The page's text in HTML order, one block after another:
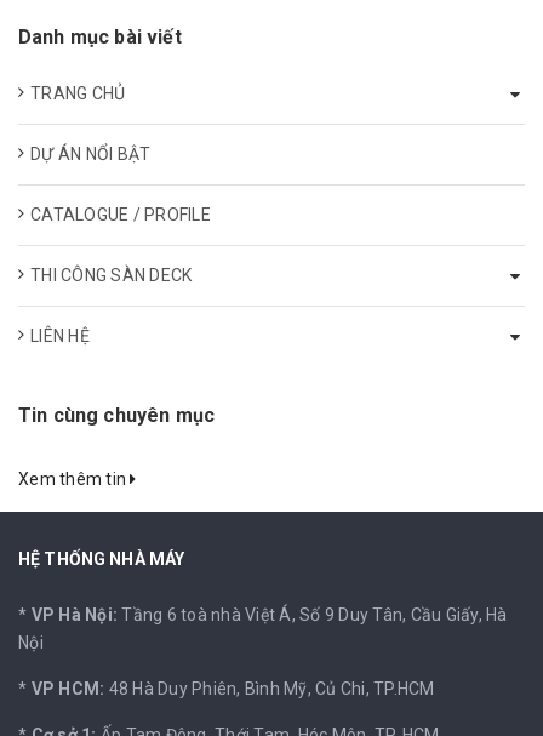
Danh mục bài viết
TRANG CHỦ
DỰ ÁN NỔI BẬT
CATALOGUE / PROFILE
THI CÔNG SÀN DECK
LIÊN HỆ
Tin cùng chuyên mục
Xem thêm tin
HỆ THỐNG NHÀ MÁY
* VP Hà Nội: Tầng 6 toà nhà Việt Á, Số 9 Duy Tân, Cầu Giấy, Hà
Nội
* VP HCM: 48 Hà Duy Phiên, Bình Mỹ, Củ Chi, TP.HCM